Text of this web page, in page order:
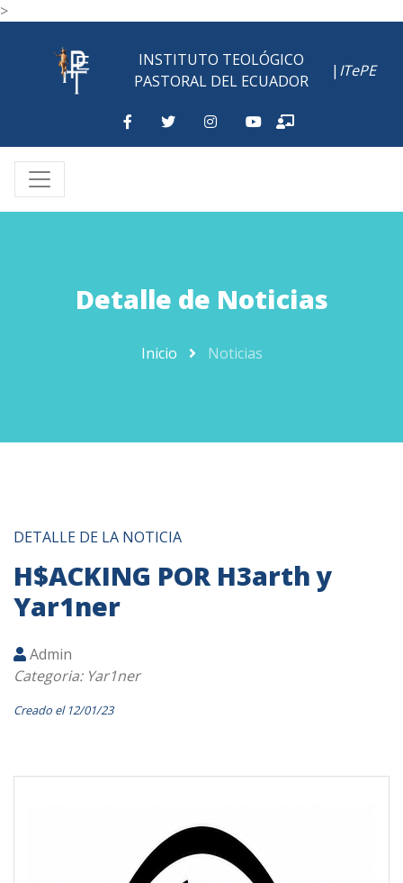
>
INSTITUTO TEOLÓGICO
PASTORAL DEL ECUADOR
| ITePE
Detalle de Noticias
Inicio Noticias
DETALLE DE LA NOTICIA
H$ACKING POR H3arth y
Yar1ner
Admin
Categoria: Yar1ner
Creado el 12/01/23